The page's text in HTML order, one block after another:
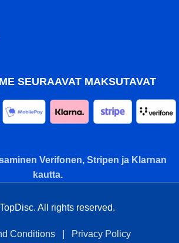
SEURAAVAT MAKSUTAVAT
Verifonen, Stripen ja Klarnan
kautta.
All rights reserved.
Conditions Privacy Policy